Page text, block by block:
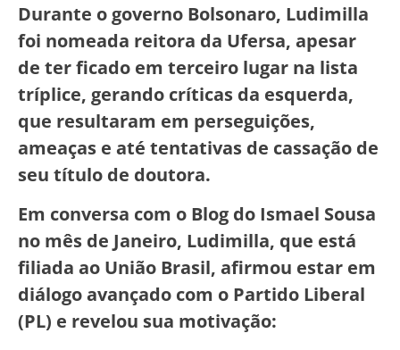
Durante o governo Bolsonaro, Ludimilla
foi nomeada reitora da Ufersa, apesar
de ter ficado em terceiro lugar na lista
tríplice, gerando críticas da esquerda,
que resultaram em perseguições,
ameaças e até tentativas de cassação de
seu título de doutora.
Em conversa com o Blog do Ismael Sousa
no mês de Janeiro, Ludimilla, que está
filiada ao União Brasil, afirmou estar em
diálogo avançado com o Partido Liberal
(PL) e revelou sua motivação: